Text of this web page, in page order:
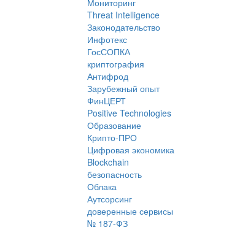
Мониторинг
Threat Intelligence
Законодательство
Инфотекс
ГосСОПКА
криптография
Антифрод
Зарубежный опыт
ФинЦЕРТ
Positive Technologies
Образование
Крипто-ПРО
Цифровая экономика
Blockchain
безопасность
Облака
Аутсорсинг
доверенные сервисы
№ 187-ФЗ